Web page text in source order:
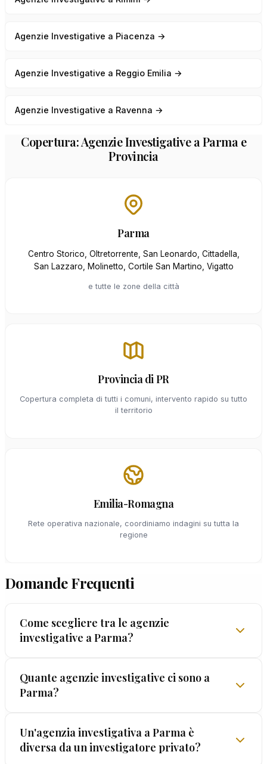
Agenzie Investigative a Piacenza →
Agenzie Investigative a Reggio Emilia →
Agenzie Investigative a Ravenna →
Copertura: Agenzie Investigative a Parma e
Provincia
Parma
Centro Storico, Oltretorrente, San Leonardo, Cittadella,
San Lazzaro, Molinetto, Cortile San Martino, Vigatto
e tutte le zone della città
Provincia di PR
Copertura completa di tutti i comuni, intervento rapido su tutto
il territorio
Emilia-Romagna
Rete operativa nazionale, coordiniamo indagini su tutta la
regione
Domande Frequenti
Come scegliere tra le agenzie
investigative a Parma?
Verificate quattro elementi: licenza prefettizia
(obbligatoria per legge), anni di esperienza
metodi, e trasparenza sui costi. EUROPOL®
soddisfa tutti i criteri dal 1962 e offre la
Quante agenzie investigative ci sono a
Parma?
Parma ha un mercato investigativo relativamente
ampio, ma la quantità non è un indicatore di
Un'agenzia investigativa a Parma è
diversa da un investigatore privato?